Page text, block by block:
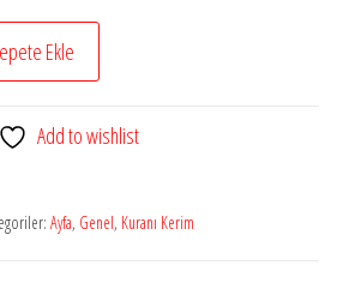
Ekle
Add to wishlist
Ayfa, Genel, Kuranı Kerim